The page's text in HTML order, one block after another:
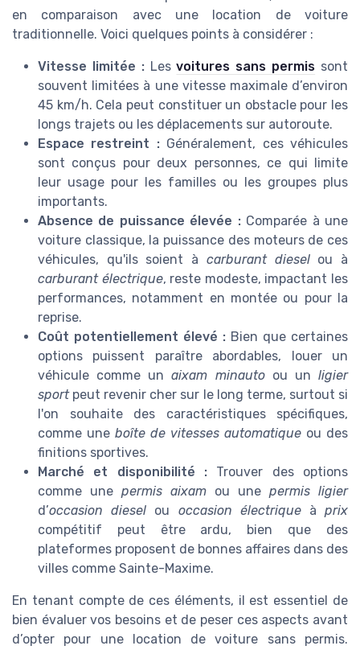
en comparaison avec une location de voiture
traditionnelle. Voici quelques points à considérer :
Vitesse limitée :Lesvoitures sans permis sont
souvent limitées à une vitesse maximale d’environ
45 km/h. Cela peut constituer un obstacle pour les
longs trajets ou les déplacements sur autoroute.
Espace restreint :Généralement, ces véhicules
sont conçus pour deux personnes, ce qui limite
leur usage pour les familles ou les groupes plus
importants.
Absence de puissance élevée :Comparée à une
voiture classique, la puissance des moteurs de ces
véhicules, qu'ils soient à carburant dieselou à
carburant électrique, reste modeste, impactant les
performances, notamment en montée ou pour la
reprise.
Coût potentiellement élevé : Bien que certaines
options puissent paraître abordables, louer un
véhicule comme unaixam minautoou unligier
sportpeut revenir cher sur le long terme, surtout si
l'on souhaite des caractéristiques spécifiques,
comme une boîte de vitesses automatique ou des
finitions sportives.
Marché et disponibilité : Trouver des options
comme une permis aixam ou une permis ligier
d’occasion diesel ou occasion électriqueàprix
compétitif peut être ardu, bien que des
plateformes proposent de bonnes affaires dans des
villes comme Sainte-Maxime.
En tenant compte de ces éléments, il est essentiel de
bien évaluer vos besoins et de peser ces aspects avant
d’opter pour une location de voiture sans permis.